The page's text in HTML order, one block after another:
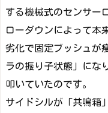
する機械式のセンサー
ローダウンによって本
劣化で固定ブッシュが
ラの振り子状態」にな
叩いていたのです。
サイドシルが「共鳴箱